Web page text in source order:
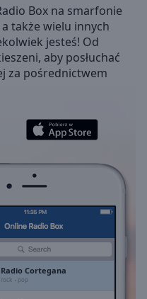
Box na smarfonie
a także wielu innych
jesteś! Od
aby posłuchać
za pośrednictwem
Radio Cortegana
rock pop